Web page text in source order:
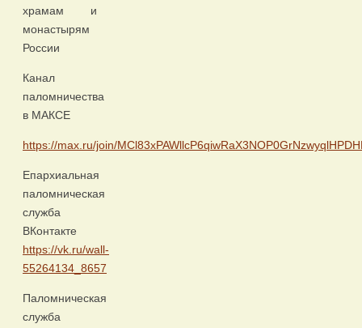
храмам и
монастырям
России
Канал
паломничества
в МАКСЕ
https://max.ru/join/
Епархиальная
паломническая
служба
ВКонтакте
https://vk.ru/wall-
55264134_8657
Паломническая
служба